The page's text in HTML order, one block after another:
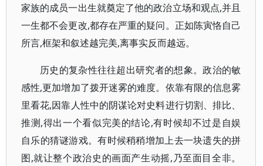
家族的成员一出生就奠定了他的政治立场和观点,并且
一生都不会更改,都存在严重的疑问。正如陈寅恪自己
所言,框架和叙述越完美,离事实反而越远。
历史的复杂性往往超出研究者的想象。政治的敏
感性,更加增加了拨开迷雾的难度。依靠有限的信息雾
里看花,因靠人性中的阴谋论对史料进行切割、排比、
推测,得出一个看似完美的结论,有时候却不过是自娱
自乐的猜谜游戏。有时候稍稍增加上去一块遗失的拼
图,就让整个政治史的画面产生动摇,乃至面目全非。